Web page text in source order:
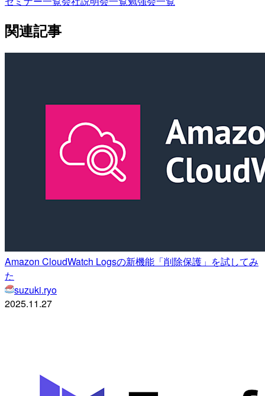
関連記事
Amazon CloudWatch Logsの新機能「削除保護」を試してみ
た
suzuki.ryo
2025.11.27